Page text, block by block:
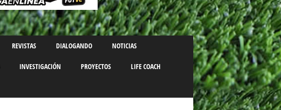
REVISTAS DIALOGANDO NOTICIAS
INVESTIGACIÓN PROYECTOS LIFE COACH